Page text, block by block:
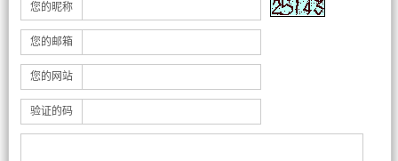
您的昵称
您的邮箱
您的网站
验证的码